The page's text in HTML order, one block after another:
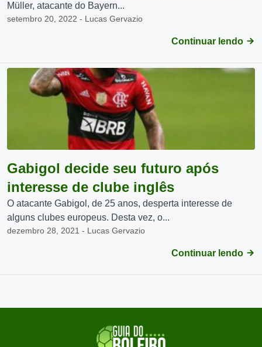
Müller, atacante do Bayern...
setembro 20, 2022 - Lucas Gervazio
Continuar lendo
Gabigol decide seu futuro após
interesse de clube inglês
O atacante Gabigol, de 25 anos, desperta interesse de
alguns clubes europeus. Desta vez, o...
dezembro 28, 2021 - Lucas Gervazio
Continuar lendo